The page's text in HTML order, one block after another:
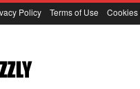
Policy Terms of Use Cookies